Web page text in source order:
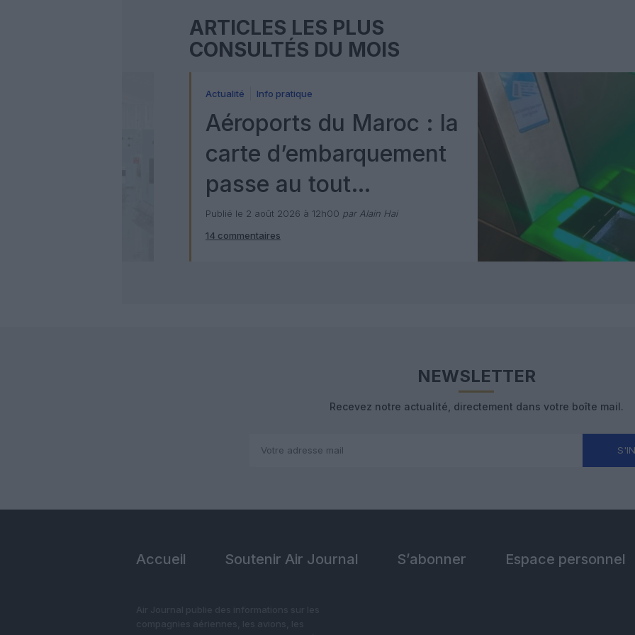
ARTICLES LES PLUS
CONSULTÉS DU MOIS
Actualité Info pratique
Aéroports du Maroc : la
carte d’embarquement
passe au tout
numérique avec Pax
Check
Publié le 2 août 2026 à 12h00 par Alain Hai
14 commentaires
NEWSLETTER
Recevez notre actualité, directement dans votre boîte mail.
Accueil Soutenir Air Journal S’abonner Espace personnel